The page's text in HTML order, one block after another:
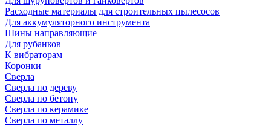
Расходные материалы для строительных пылесосов
Для аккумуляторного инструмента
Шины направляющие
Для рубанков
К вибраторам
Коронки
Сверла
Сверла по дереву
Сверла по бетону
Сверла по керамике
Сверла по металлу